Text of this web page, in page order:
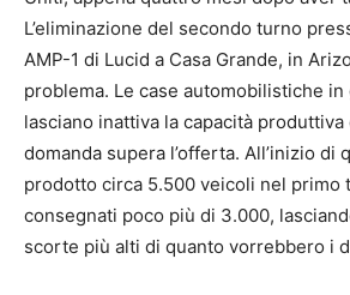
L’eliminazione del secondo turno
AMP-1 di Lucid a Casa Grande, in
problema. Le case automobilistiche
lasciano inattiva la capacità produttiva
domanda supera l’offerta. All’inizio di
prodotto circa 5.500 veicoli nel primo
consegnati poco più di 3.000,
scorte più alti di quanto vorrebbero i